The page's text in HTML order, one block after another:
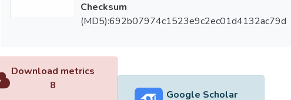
Checksum
(MD5):692b07974c1523e9c2ec01d4132ac79d
Download metrics
8
Google Scholar